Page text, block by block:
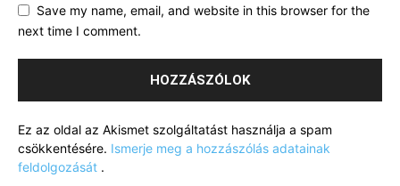
Save my name, email, and website in this browser for the
next time I comment.
Ez az oldal az Akismet szolgáltatást használja a spam
csökkentésére. Ismerje meg a hozzászólás adatainak
feldolgozását .